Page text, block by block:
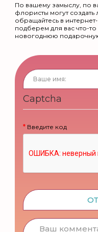
По вашему замыслу, по
флористы могут
обращайтесь в
подберем для вас что-
новогоднюю
Captcha
Введите код